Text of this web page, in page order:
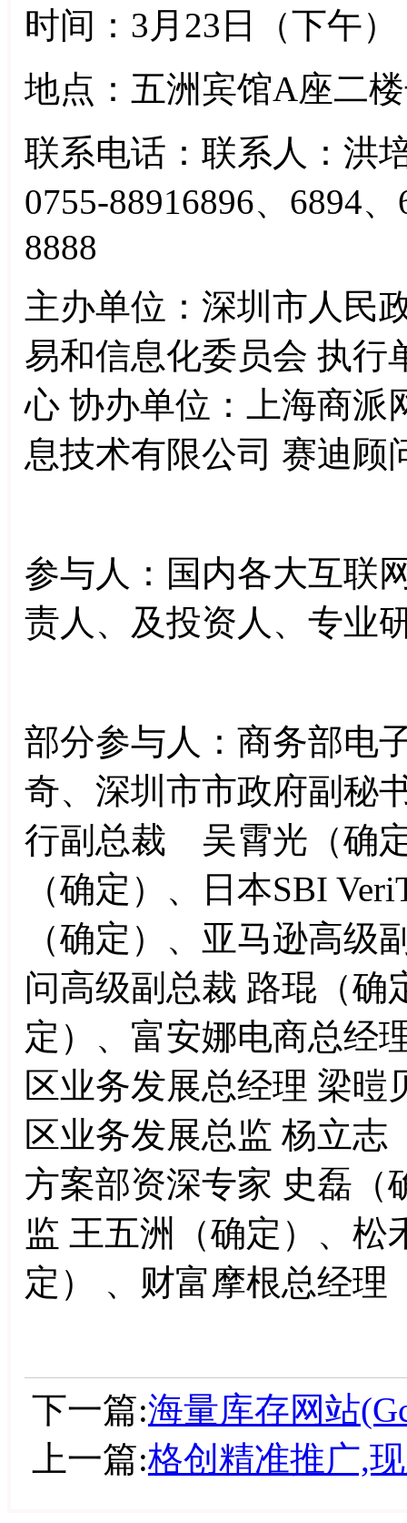
时间：3月23日（下午
地点：五洲宾馆A座二
联系电话：联系人：洪
0755-88916896、6894
8888
主办单位：深圳市人民
易和信息化委员会 执行
心 协办单位：上海商派
息技术有限公司 赛迪
参与人：国内各大互联
责人、及投资人、专业
部分参与人：商务部电
奇、深圳市市政府副秘
行副总裁 吴霄光（确
（确定）、日本SBI
（确定）、亚马逊高级
问高级副总裁 路琨（确
定）、富安娜电商总经
区业务发展总经理 梁暟
区业务发展总监 杨立志
方案部资深专家 史磊（
监 王五洲（确定）、松
定） 、财富摩根总经
下一篇:海量库存网站
上一篇:格创精准推广,